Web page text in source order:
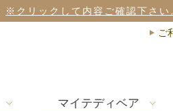
※クリックして内容ご確認下さい
ご
マイテディベア